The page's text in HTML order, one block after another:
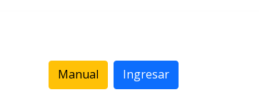
Manual Ingresar